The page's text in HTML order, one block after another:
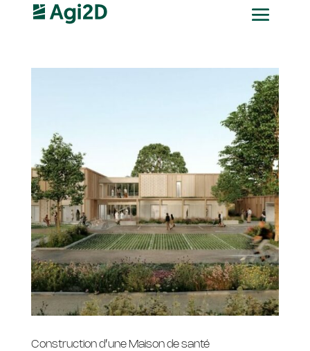
Construction d’une Maison de santé